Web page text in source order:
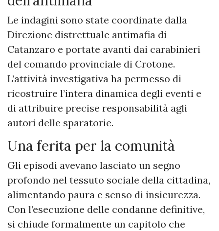
Le indagini sono state coordinate dalla
Direzione distrettuale antimafia di
Catanzaro e portate avanti dai carabinieri
del comando provinciale di Crotone.
L’attività investigativa ha permesso di
ricostruire l’intera dinamica degli eventi e
di attribuire precise responsabilità agli
autori delle sparatorie.
Una ferita per la comunità
Gli episodi avevano lasciato un segno
profondo nel tessuto sociale della cittadina,
alimentando paura e senso di insicurezza.
Con l’esecuzione delle condanne definitive,
si chiude formalmente un capitolo che